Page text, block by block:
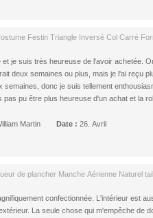
Festin Triangle Inversé Col Carré
je suis très heureuse de l'avoir achetée.
deux semaines ou plus, mais je l'ai reçu
semaines, donc je suis tellement
pas pu être plus heureuse d'un achat et la
Martin Date : 26. Avril
de plancher Manche Aérienne Naturel
confectionnée. L'intérieur est
La seule chose qui m'empêche de